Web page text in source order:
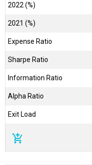
2022 (%)
2021 (%)
Expense Ratio
Sharpe Ratio
Information Ratio
Alpha Ratio
Exit Load
add_shopping_cart